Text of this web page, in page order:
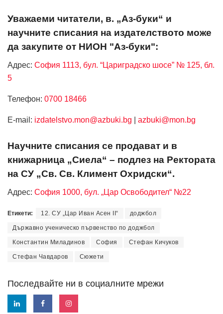
Уважаеми читатели, в. „Аз-буки“ и
научните списания на издателството може
да закупите от НИОН "Аз-буки":
Адрес: София 1113, бул. “Цариградско шосе” № 125, бл.
5
Телефон: 0700 18466
Е-mail: izdatelstvo.mon@azbuki.bg azbuki@mon.bg
Научните списания се продават и в
книжарница „Сиела“ – подлез на Ректората
на СУ „Св. Св. Климент Охридски“.
Адрес: София 1000, бул. „Цар Освободител“ №22
Етикети: 12. СУ „Цар Иван Асен II“ доджбол
Държавно ученическо първенство по доджбол
Константин Миладинов София Стефан Кичуков
Стефан Чавдаров Сюжети
Последвайте ни в социалните мрежи